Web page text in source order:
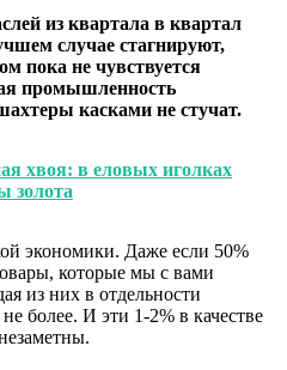
из квартала в квартал
случае стагнируют,
пока не чувствуется
промышленность
касками не стучат.
хвоя: в еловых иголках
золота
экономики. Даже если 50%
которые мы с вами
из них в отдельности
более. И эти 1-2% в качестве